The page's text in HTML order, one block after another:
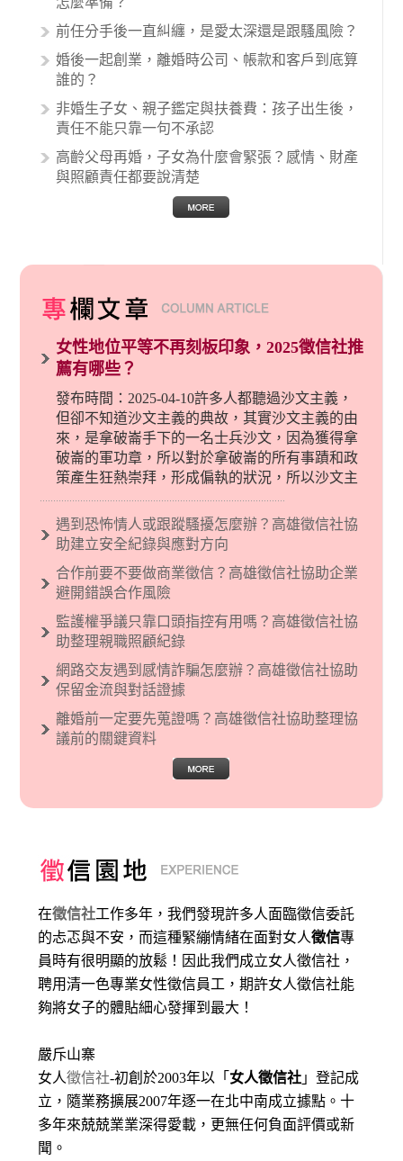
的內容其實非常多，有些案例…
前任分手後一直糾纏，是愛太深還是跟騷風險？
婚後一起創業，離婚時公司、帳款和客戶到底算
誰的？
非婚生子女、親子鑑定與扶養費：孩子出生後，
責任不能只靠一句不承認
高齡父母再婚，子女為什麼會緊張？感情、財產
與照顧責任都要說清楚
女性地位平等不再刻板印象，2025徵信社推
薦有哪些？
發布時間：2025-04-10許多人都聽過沙文主義，
但卻不知道沙文主義的典故，其實沙文主義的由
來，是拿破崙手下的一名士兵沙文，因為獲得拿
破崙的軍功章，所以對於拿破崙的所有事蹟和政
策產生狂熱崇拜，形成偏執的狀況，所以沙文主
義後來就被拿來暗指偏見和歧視，而且有沙文主
義傾向的人，通常對於自己的國家和民族有超強
烈的卓越感，因而瞧不起其他國家的人，所以沙
現了男性沙文…
遇到恐怖情人或跟蹤騷擾怎麼辦？高雄徵信社協
助建立安全紀錄與應對方向
合作前要不要做商業徵信？高雄徵信社協助企業
避開錯誤合作風險
監護權爭議只靠口頭指控有用嗎？高雄徵信社協
助整理親職照顧紀錄
網路交友遇到感情詐騙怎麼辦？高雄徵信社協助
保留金流與對話證據
離婚前一定要先蒐證嗎？高雄徵信社協助整理協
議前的關鍵資料
在徵信社工作多年，我們發現許多人面臨徵信委託
的忐忑與不安，而這種緊繃情緒在面對女人徵信專
員時有很明顯的放鬆！因此我們成立女人徵信社，
聘用清一色專業女性徵信員工，期許女人徵信社能
夠將女子的體貼細心發揮到最大 ！
嚴斥山寨
女人徵信社-初創於2003年以「 女人徵信社 」登記成
立，隨業務擴展2007年逐一在北中南成立據點。十
多年來兢兢業業深得愛載，更無任何負面評價或新
聞。